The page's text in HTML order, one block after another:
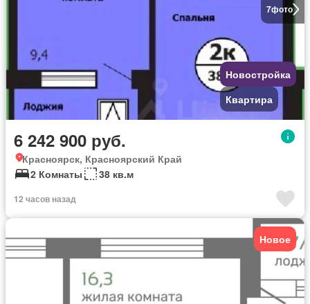
7фото
Новостройка
Квартира
6 242 900 руб.
Красноярск, Красноярский Край
2 Комнаты
38 кв.м
12 часов назад
Новое